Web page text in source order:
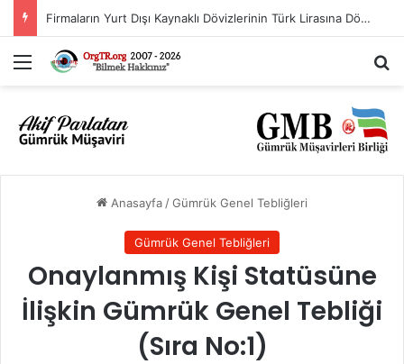
İthalat Rejimi Kararında Değişiklik Yapılmasına İlişkin Karar (Karar Sayısı: 11563)
Menü
Anasayfa/Gümrük Genel Tebliğleri
Gümrük Genel Tebliğleri
Onaylanmış Kişi Statüsüne
İlişkin Gümrük Genel Tebliği
(Sıra No:1)